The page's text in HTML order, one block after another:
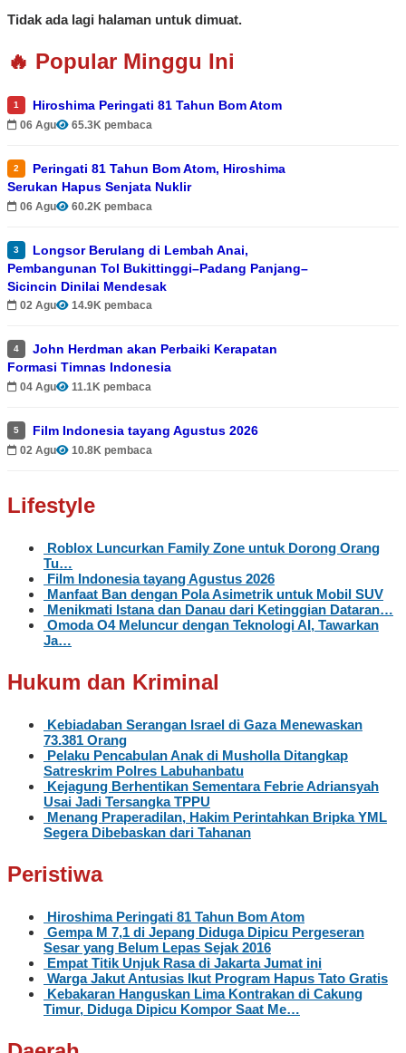
Tidak ada lagi halaman untuk dimuat.
🔥 Popular Minggu Ini
1 Hiroshima Peringati 81 Tahun Bom Atom
06 Agu 65.3K pembaca
2
Peringati 81 Tahun Bom Atom, Hiroshima
Serukan Hapus Senjata Nuklir
06 Agu 60.2K pembaca
3
Longsor Berulang di Lembah Anai,
Pembangunan Tol Bukittinggi–Padang Panjang–
Sicincin Dinilai Mendesak
02 Agu 14.9K pembaca
4
John Herdman akan Perbaiki Kerapatan
Formasi Timnas Indonesia
04 Agu 11.1K pembaca
5 Film Indonesia tayang Agustus 2026
02 Agu 10.8K pembaca
Lifestyle
Roblox Luncurkan Family Zone untuk Dorong Orang
Tu…
Film Indonesia tayang Agustus 2026
Manfaat Ban dengan Pola Asimetrik untuk Mobil SUV
Menikmati Istana dan Danau dari Ketinggian Dataran…
Omoda O4 Meluncur dengan Teknologi AI, Tawarkan
Ja…
Hukum dan Kriminal
Kebiadaban Serangan Israel di Gaza Menewaskan
73.381 Orang
Pelaku Pencabulan Anak di Musholla Ditangkap
Satreskrim Polres Labuhanbatu
Kejagung Berhentikan Sementara Febrie Adriansyah
Usai Jadi Tersangka TPPU
Menang Praperadilan, Hakim Perintahkan Bripka YML
Segera Dibebaskan dari Tahanan
Peristiwa
Hiroshima Peringati 81 Tahun Bom Atom
Gempa M 7,1 di Jepang Diduga Dipicu Pergeseran
Sesar yang Belum Lepas Sejak 2016
Empat Titik Unjuk Rasa di Jakarta Jumat ini
Warga Jakut Antusias Ikut Program Hapus Tato Gratis
Kebakaran Hanguskan Lima Kontrakan di Cakung
Timur, Diduga Dipicu Kompor Saat Me…